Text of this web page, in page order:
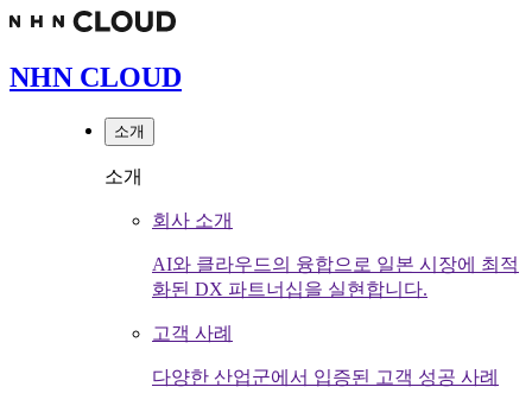
NHN CLOUD
소개
소개
회사 소개
AI와 클라우드의 융합으로 일본 시장에 최적
화된 DX 파트너십을 실현합니다.
고객 사례
다양한 산업군에서 입증된 고객 성공 사례